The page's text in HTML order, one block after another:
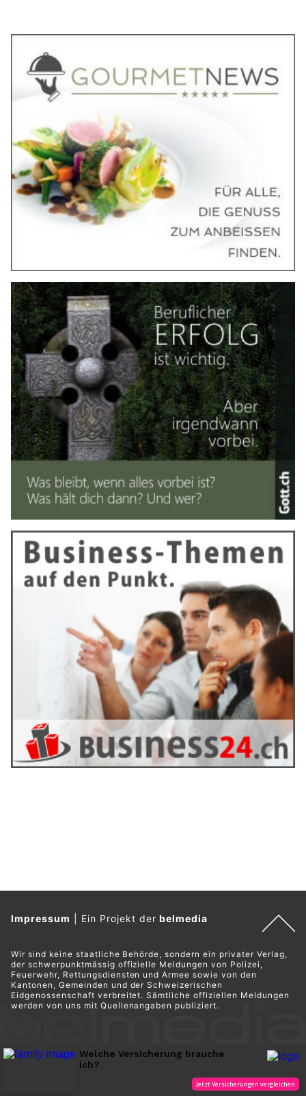
Impressum Ein Projekt derbelmedia
Wir sind keine staatliche Behörde, sondern ein privater Verlag,
der schwerpunktmässig offizielle Meldungen von Polizei,
Feuerwehr, Rettungsdiensten und Armee sowie von den
Kantonen, Gemeinden und der Schweizerischen
Eidgenossenschaft verbreitet. Sämtliche offiziellen Meldungen
werden von uns mit Quellenangaben publiziert.